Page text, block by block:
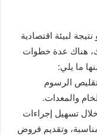
لبيئة اقتصادية
هناك عدة خطوات
ما يلي:
الرسوم
والمعدات.
تسهيل إجراءات
وتقديم قروض